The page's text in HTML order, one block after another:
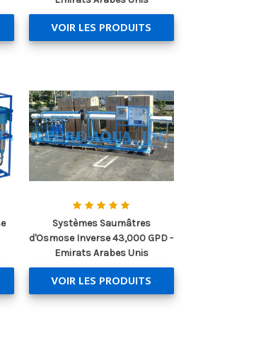
VOIR LES PRODUITS
Systèmes Saumâtres
d'Osmose Inverse 43,000 GPD -
Emirats Arabes Unis
VOIR LES PRODUITS